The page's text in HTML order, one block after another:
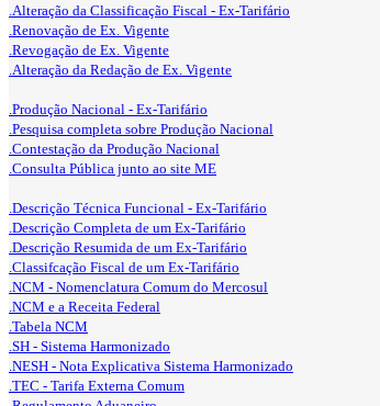
.Alteração da Classificação Fiscal - Ex-Tarifário
.Renovação de Ex. Vigente
.Revogação de Ex. Vigente
.Alteração da Redação de Ex. Vigente
.Produção Nacional - Ex-Tarifário
.Pesquisa completa sobre Produção Nacional
.Contestação da Produção Nacional
.Consulta Pública junto ao site ME
.Descrição Técnica Funcional - Ex-Tarifário
.Descrição Completa de um Ex-Tarifário
.Descrição Resumida de um Ex-Tarifário
.Classifcação Fiscal de um Ex-Tarifário
.NCM - Nomenclatura Comum do Mercosul
.NCM e a Receita Federal
.Tabela NCM
.SH - Sistema Harmonizado
.NESH - Nota Explicativa Sistema Harmonizado
.TEC - Tarifa Externa Comum